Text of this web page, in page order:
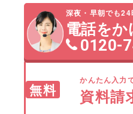
深夜・早朝でも
電話をか
0120-
無料
かんたん入力
資料請